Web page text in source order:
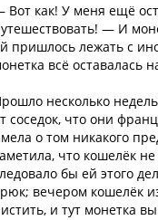
Вот как! У меня ещё
— И
пришлось лежать с
всё оставалась
несколько
соседок, что они
о том никакого
что кошелёк
бы ей этого
вечером кошелёк
и тут монетка